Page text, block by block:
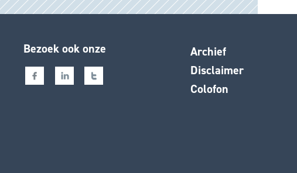
Bezoek ook onze
Archief
Disclaimer
Colofon